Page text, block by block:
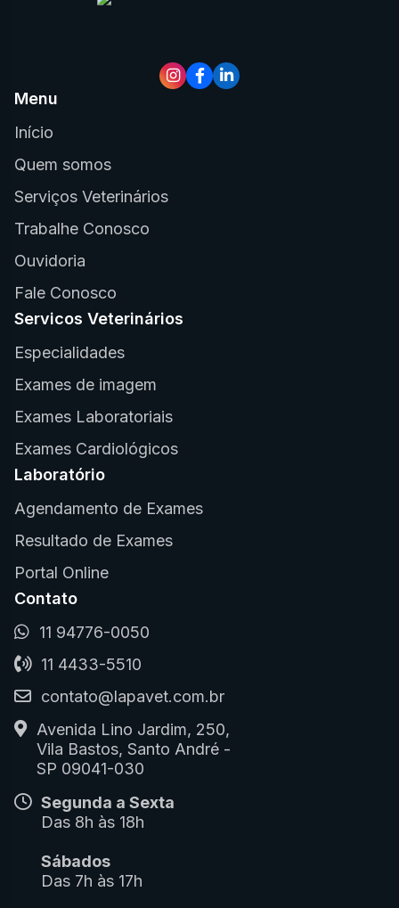
Menu
Início
Quem somos
Serviços Veterinários
Trabalhe Conosco
Ouvidoria
Fale Conosco
Servicos Veterinários
Especialidades
Exames de imagem
Exames Laboratoriais
Exames Cardiológicos
Laboratório
Agendamento de Exames
Resultado de Exames
Portal Online
Contato
11 94776-0050
11 4433-5510
contato@lapavet.com.br
Avenida Lino Jardim, 250,
Vila Bastos, Santo André -
SP 09041-030
Segunda a Sexta
Das 8h às 18h
Sábados
Das 7h às 17h